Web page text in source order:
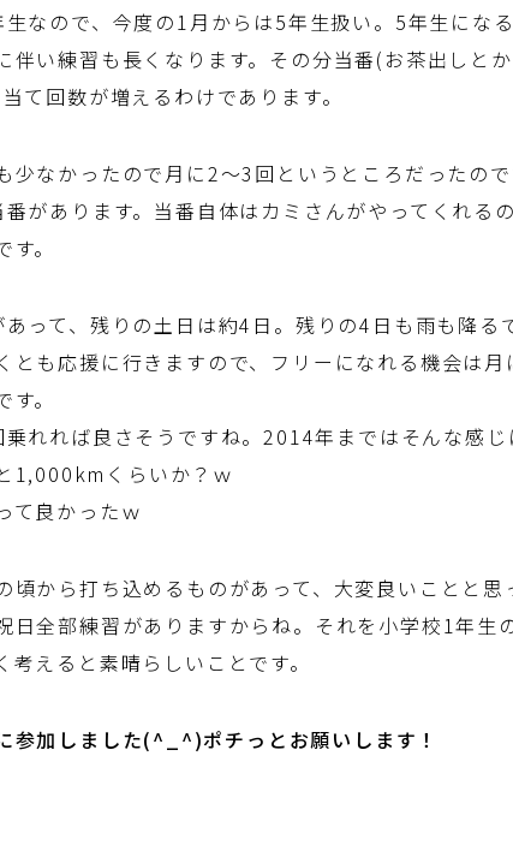
なので、今度の1月からは5年生扱い。5年生にな
伴い練習も長くなります。その分当番(お茶出しと
て回数が増えるわけであります。
少なかったので月に2～3回というところだったの
番があります。当番自体はカミさんがやってくれる
。
って、残りの土日は約4日。残りの4日も雨も降る
とも応援に行きますので、フリーになれる機会は
。
乗れれば良さそうですね。2014年まではそんな感
1,000kmくらいか？ｗ
て良かったｗ
頃から打ち込めるものがあって、大変良いことと思
日全部練習がありますからね。それを小学校1年生
考えると素晴らしいことです。
参加しました(^_^)ポチっとお願いします！